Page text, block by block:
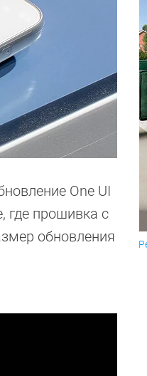
One UI
где прошивка с
обновления